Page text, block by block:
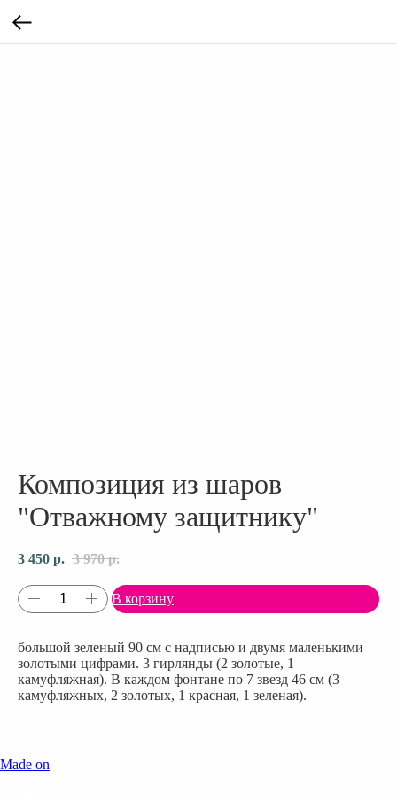
Композиция из шаров
"Отважному защитнику"
3 450 р. 3 970 р.
В корзину
большой зеленый 90 см с надписью и двумя маленькими
золотыми цифрами. 3 гирлянды (2 золотые, 1
камуфляжная). В каждом фонтане по 7 звезд 46 см (3
камуфляжных, 2 золотых, 1 красная, 1 зеленая).
Made on